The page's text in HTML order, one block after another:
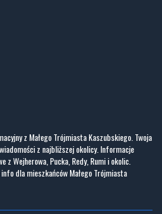
z Małego Trójmiasta Kaszubskiego. Twoja
z najbliższej okolicy. Informacje
z Wejherowa, Pucka, Redy, Rumi i okolic.
dla mieszkańców Małego Trójmiasta